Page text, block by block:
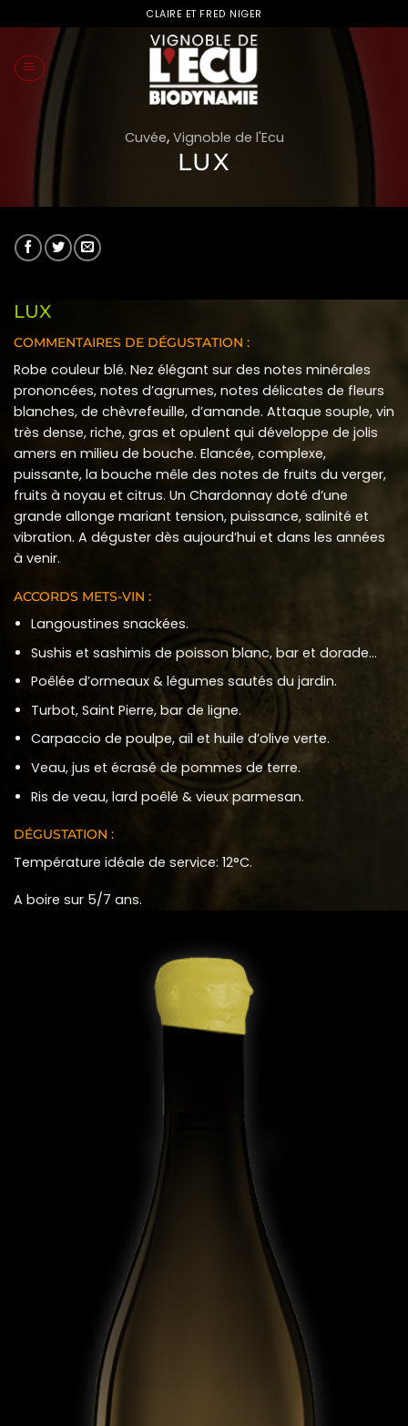
au
contenu
CLAIRE ET FRED NIGER
Cuvée, Vignoble de l'Ecu
LUX
LUX
COMMENTAIRES DE DÉGUSTATION :
Robe couleur blé. Nez élégant sur des notes minérales
prononcées, notes d’agrumes, notes délicates de fleurs
blanches, de chèvrefeuille, d’amande. Attaque souple, vin
très dense, riche, gras et opulent qui développe de jolis
amers en milieu de bouche. Elancée, complexe,
puissante, la bouche mêle des notes de fruits du verger,
fruits à noyau et citrus. Un Chardonnay doté d’une
grande allonge mariant tension, puissance, salinité et
vibration. A déguster dès aujourd’hui et dans les années
à venir.
ACCORDS METS-VIN :
Langoustines snackées.
Sushis et sashimis de poisson blanc, bar et dorade…
Poêlée d’ormeaux & légumes sautés du jardin.
Turbot, Saint Pierre, bar de ligne.
Carpaccio de poulpe, ail et huile d’olive verte.
Veau, jus et écrasé de pommes de terre.
Ris de veau, lard poêlé & vieux parmesan.
DÉGUSTATION :
Température idéale de service: 12°C.
A boire sur 5/7 ans.